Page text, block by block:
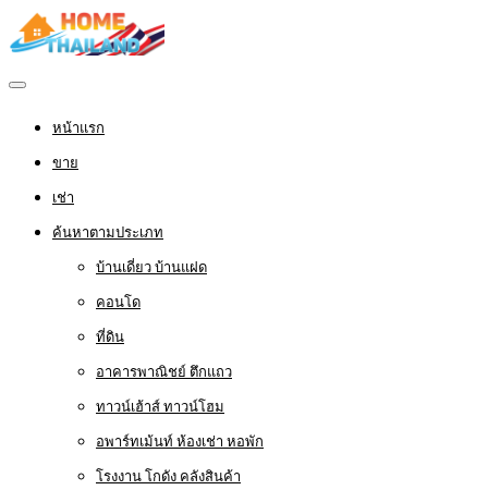
หน้าแรก
ขาย
เช่า
ค้นหาตามประเภท
บ้านเดี่ยว บ้านแฝด
คอนโด
ที่ดิน
อาคารพาณิชย์ ตึกแถว
ทาวน์เฮ้าส์ ทาวน์โฮม
อพาร์ทเม้นท์ ห้องเช่า หอพัก
โรงงาน โกดัง คลังสินค้า